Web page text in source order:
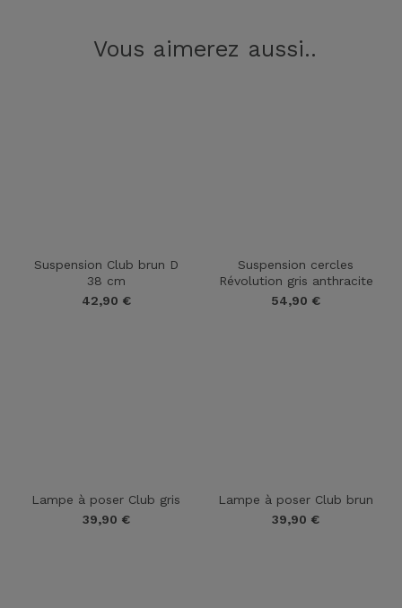
Vous aimerez aussi..
Suspension Club brun D
38 cm
42,90 €
Suspension cercles
Révolution gris anthracite
54,90 €
Lampe à poser Club gris
39,90 €
Lampe à poser Club brun
39,90 €